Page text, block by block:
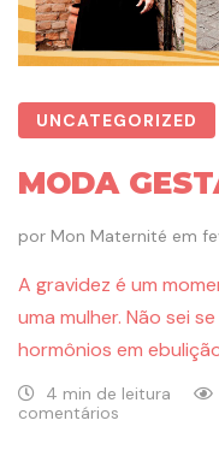
UNCATEGORIZED
MODA
por Mon Maternité em
A gravidez é um
uma mulher. Não sei
hormônios em
4 min de leitura
comentários